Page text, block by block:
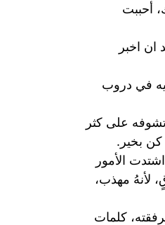
أحببت
اخبر
في دروب
على كثر
كن بخير.
الأمور
لأنهُ مهذب،
كلمات